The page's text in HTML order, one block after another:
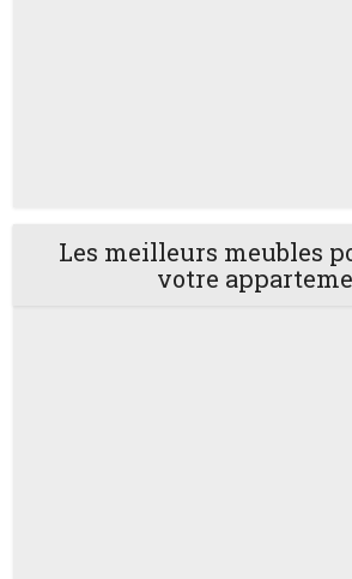
Les meilleurs meubles
votre